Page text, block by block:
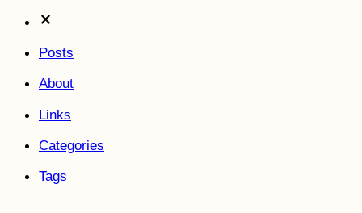
Posts
About
Links
Categories
Tags